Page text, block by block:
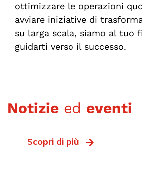
ottimizzare le operazioni
avviare iniziative di
su larga scala, siamo al tuo
guidarti verso il successo.
Notizieed eventi
Scopri di più